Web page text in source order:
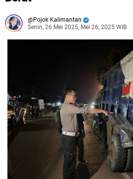
Pojok Kalimantan
Senin, 26 Mei 2025, Mei 26, 2025 WIB